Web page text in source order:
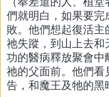
們就明白，如果要完
敗。他們想起復活
祂失蹤，到山上去
功的醫病釋放聚會中
祂的父面前。他們看
告，和魔王及牠的黑